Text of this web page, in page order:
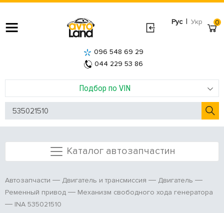
Рус | Укр
Подбор по VIN
096 548 69 29
044 229 53 86
0
Каталог автозапчастин
Автозапчасти Двигатель и трансмиссия
Двигатель
Ременный привод
Механизм свободного хода генератора
INA 535021510